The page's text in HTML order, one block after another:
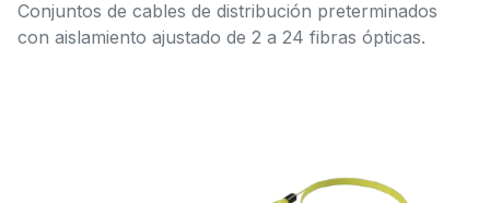
Conjuntos de cables de distribución preterminados
con aislamiento ajustado de 2 a 24 fibras ópticas.